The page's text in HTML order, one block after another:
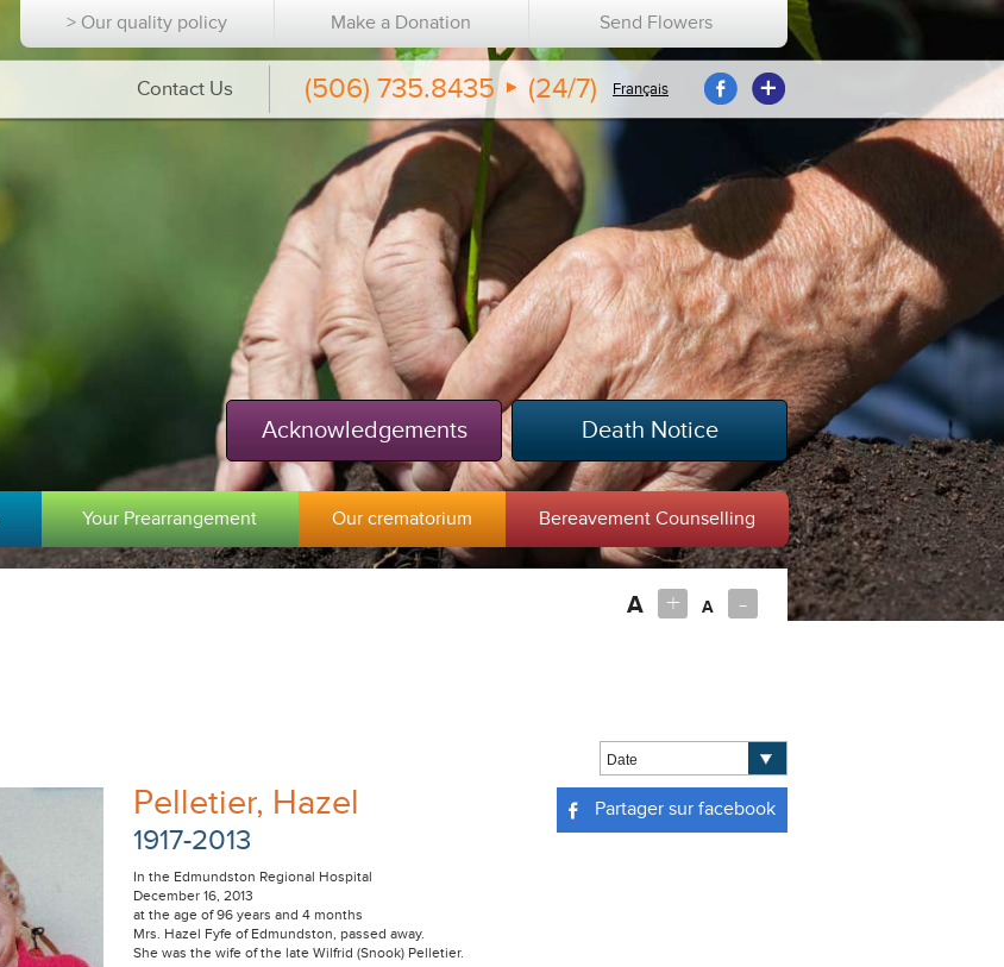
> Our quality policy Make a Donation Send Flowers
Contact Us (506) 735.8435 (24/7) Français
Death Notice
Acknowledgements
Your Prearrangement Our crematorium Bereavement Counselling
A + A -
Partager sur facebook
Pelletier, Hazel
1917-2013
In the Edmundston Regional Hospital
December 16, 2013
at the age of 96 years and 4 months
Mrs. Hazel Fyfe of Edmundston, passed away.
She was the wife of the late Wilfrid (Snook) Pelletier.